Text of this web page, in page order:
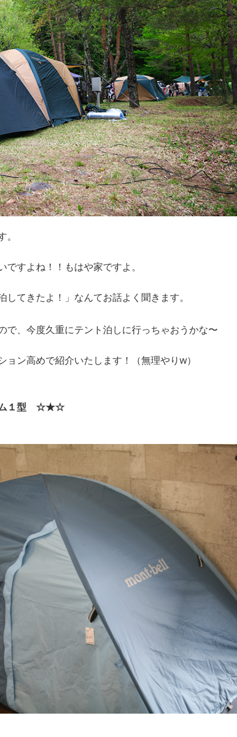
すよね！！もはや家ですよ。
てきたよ！」なんてお話よく聞きます。
で、今度久重にテント泊しに行っちゃおうかな〜
ン高めで紹介いたします！（無理やりw）
ム１型 ☆★☆